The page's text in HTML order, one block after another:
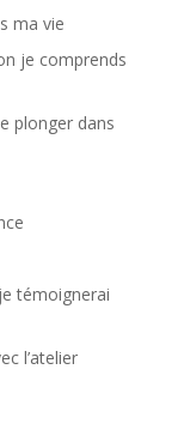
ma vie
je comprends
plonger dans
témoignerai
l’atelier